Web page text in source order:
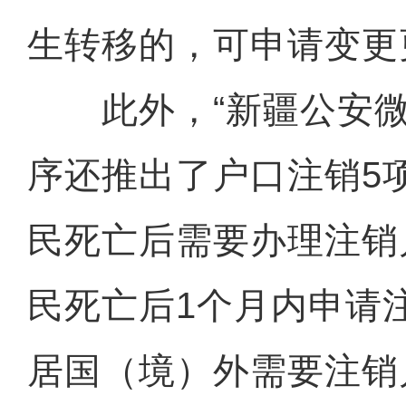
生转移的，可申请变
此外，“新疆公安微
序还推出了户口注销5
民死亡后需要办理注
民死亡后1个月内申请
居国（境）外需要注